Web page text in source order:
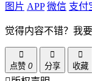
图片 APP 微信 支付
觉得内容不错？我要
点赞 0 分享 收藏